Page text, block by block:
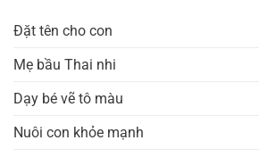
Đặt tên cho con
Mẹ bầu Thai nhi
Dạy bé vẽ tô màu
Nuôi con khỏe mạnh